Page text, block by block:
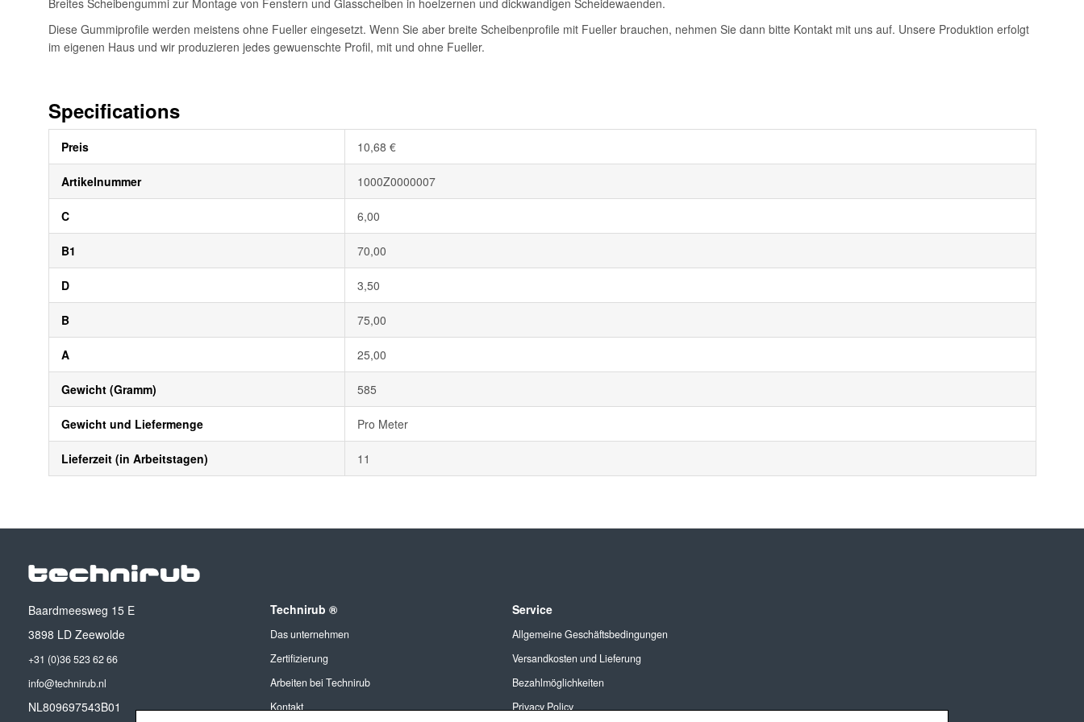
Breites Scheibengummi zur Montage von Fenstern und Glasscheiben in hoelzernen und dickwandigen Scheidewaenden.
Diese Gummiprofile werden meistens ohne Fueller eingesetzt. Wenn Sie aber breite Scheibenprofile mit Fueller brauchen, nehmen Sie dann bitte Kontakt mit uns auf. Unsere Produktion erfolgt
im eigenen Haus und wir produzieren jedes gewuenschte Profil, mit und ohne Fueller.
Specifications
Informationen
Preis 10,68 €
Artikelnummer 1000Z0000007
C 6,00
B1 70,00
D 3,50
B 75,00
A 25,00
Gewicht (Gramm) 585
Gewicht und Liefermenge Pro Meter
Lieferzeit (in Arbeitstagen) 11
Baardmeesweg 15 E
3898 LD Zeewolde
+31 (0)36 523 62 66
info@technirub.nl
NL809697543B01
Technirub ®
Das unternehmen
Zertifizierung
Arbeiten bei Technirub
Kontakt
Service
Allgemeine Geschäftsbedingungen
Versandkosten und Lieferung
Bezahlmöglichkeiten
Privacy Policy